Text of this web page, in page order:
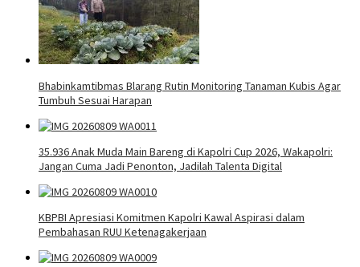
Bhabinkamtibmas Blarang Rutin Monitoring Tanaman Kubis Agar
Tumbuh Sesuai Harapan
35.936 Anak Muda Main Bareng di Kapolri Cup 2026, Wakapolri:
Jangan Cuma Jadi Penonton, Jadilah Talenta Digital
KBPBI Apresiasi Komitmen Kapolri Kawal Aspirasi dalam
Pembahasan RUU Ketenagakerjaan